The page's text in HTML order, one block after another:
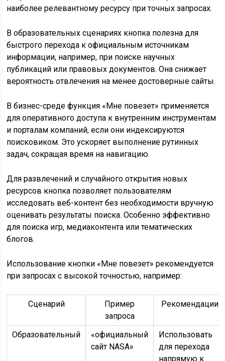
наиболее релевантному ресурсу при точных запросах.
В образовательных сценариях кнопка полезна для
быстрого перехода к официальным источникам
информации, например, при поиске научных
публикаций или правовых документов. Она снижает
вероятность отвлечения на менее достоверные сайты.
В бизнес-среде функция «Мне повезет» применяется
для оперативного доступа к внутренним инструментам
и порталам компаний, если они индексируются
поисковиком. Это ускоряет выполнение рутинных
задач, сокращая время на навигацию.
Для развлечений и случайного открытия новых
ресурсов кнопка позволяет пользователям
исследовать веб-контент без необходимости вручную
оценивать результаты поиска. Особенно эффективно
для поиска игр, медиаконтента или тематических
блогов.
Использование кнопки «Мне повезет» рекомендуется
при запросах с высокой точностью, например:
Сценарий
Пример
запроса
Рекомендации
Образовательный
«официальный
сайт NASA»
Использовать
для перехода
напрямую к